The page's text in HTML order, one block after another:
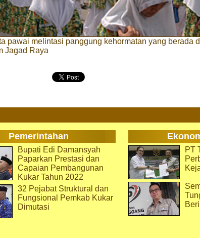
pawai melintasi panggung kehormatan yang berada
Jagad Raya
Pemerintahan
Bupati Edi Damansyah
Paparkan Prestasi dan
Capaian Pembangunan
Kukar Tahun 2022
32 Pejabat Struktural dan
Fungsional Pemkab Kukar
Dimutasi
PT